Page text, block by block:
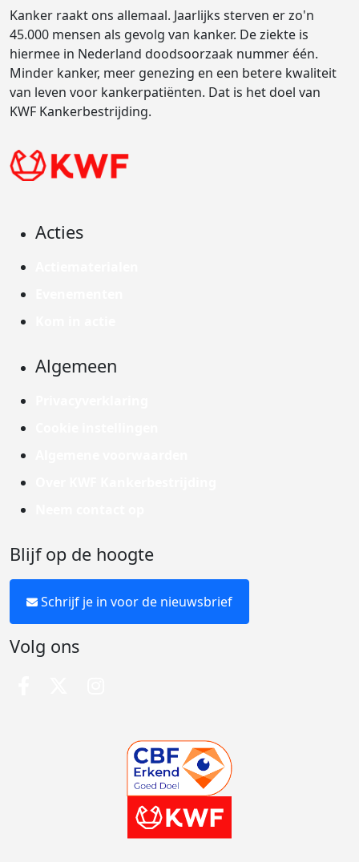
Kanker raakt ons allemaal. Jaarlijks sterven er zo'n
45.000 mensen als gevolg van kanker. De ziekte is
hiermee in Nederland doodsoorzaak nummer één.
Minder kanker, meer genezing en een betere kwaliteit
van leven voor kankerpatiënten. Dat is het doel van
KWF Kankerbestrijding.
Acties
Algemeen
Blijf op de hoogte
Schrijf je in voor de nieuwsbrief
Volg ons